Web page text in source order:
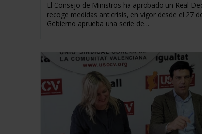
El Consejo de Ministros ha aprobado un Real
recoge medidas anticrisis, en vigor desde el 27
Gobierno aprueba una serie de…